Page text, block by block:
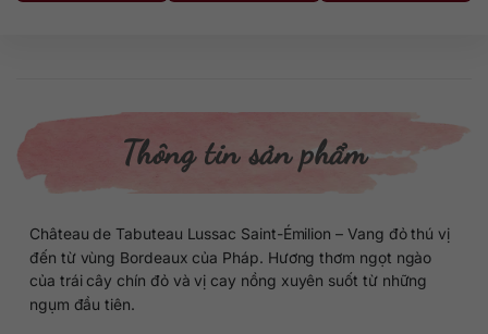
Thông tin sản phẩm
Château de Tabuteau Lussac Saint-Émilion – Vang đỏ thú vị
đến từ vùng Bordeaux của Pháp. Hương thơm ngọt ngào
của trái cây chín đỏ và vị cay nồng xuyên suốt từ những
ngụm đầu tiên.